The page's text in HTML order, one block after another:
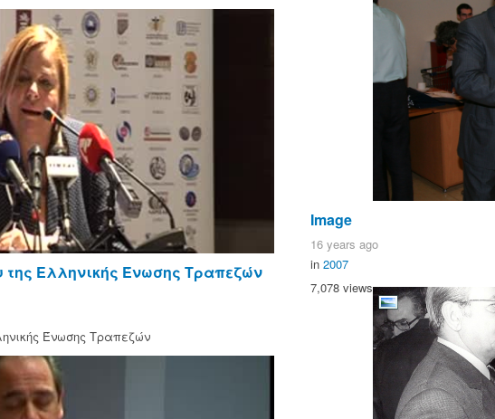
Ελληνικής Ένωσης Τραπεζών
Ένωσης Τραπεζών
Image
16 years ago
in 2007
7,078 views